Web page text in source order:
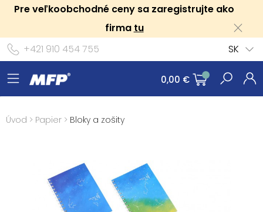
Pre veľkoobchodné ceny sa zaregistrujte ako
firma tu
+421 910 454 755
SK
0,00 €
Úvod > Papier > Bloky a zošity